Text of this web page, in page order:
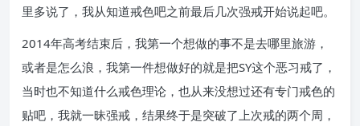
里多说了，我从知道戒色吧之前最后几次强戒开始说起吧。
2014年高考结束后，我第一个想做的事不是去哪里旅游，
或者是怎么浪，我第一件想做好的就是把SY这个恶习戒了，
当时也不知道什么戒色理论，也从来没想过还有专门戒色的
贴吧，我就一昧强戒，结果终于是突破了上次戒的两个周，